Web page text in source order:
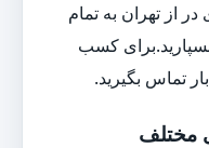
از تهران به تمام
کسب
تماس بگیرید.
مختلف